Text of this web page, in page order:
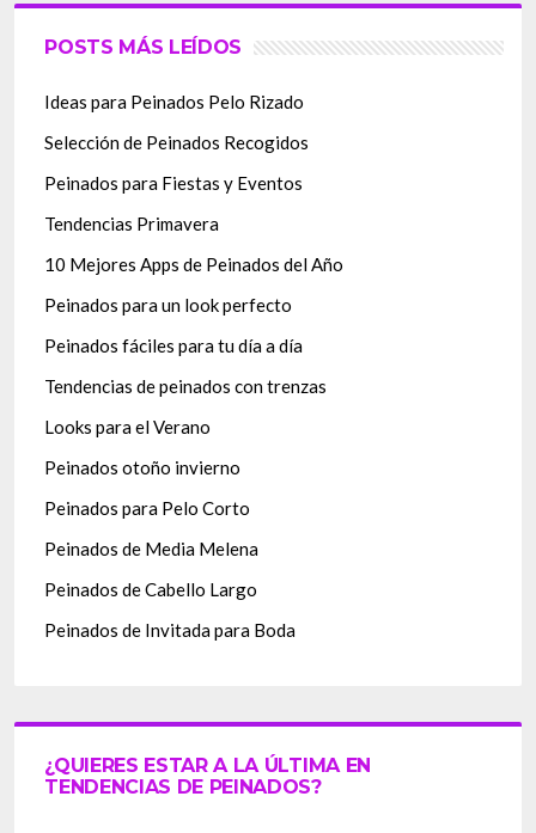
POSTS MÁS LEÍDOS
Ideas para Peinados Pelo Rizado
Selección de Peinados Recogidos
Peinados para Fiestas y Eventos
Tendencias Primavera
10 Mejores Apps de Peinados del Año
Peinados para un look perfecto
Peinados fáciles para tu día a día
Tendencias de peinados con trenzas
Looks para el Verano
Peinados otoño invierno
Peinados para Pelo Corto
Peinados de Media Melena
Peinados de Cabello Largo
Peinados de Invitada para Boda
¿QUIERES ESTAR A LA ÚLTIMA EN
TENDENCIAS DE PEINADOS?